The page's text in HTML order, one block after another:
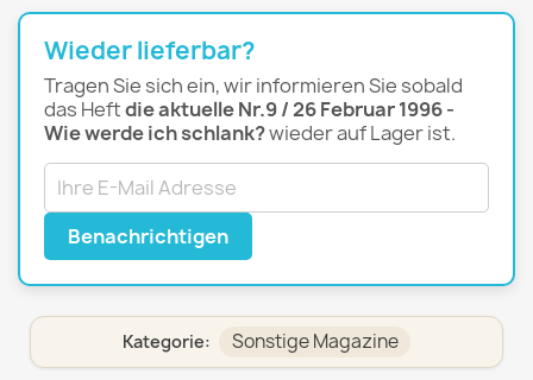
Wieder lieferbar?
Tragen Sie sich ein, wir informieren Sie sobald
das Heftdie aktuelle Nr.9 / 26 Februar 1996 -
Wie werde ich schlank?wieder auf Lager ist.
Benachrichtigen
Kategorie: Sonstige Magazine